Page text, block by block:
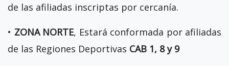
de las afiliadas inscriptas por cercanía.
• ZONA NORTE, Estará conformada por afiliadas
de las Regiones Deportivas CAB 1, 8 y 9